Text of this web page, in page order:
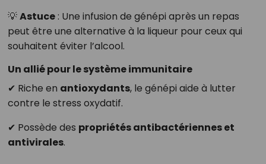
💡Astuce: Une infusion de génépi après un repas
peut être une alternative à la liqueur pour ceux qui
souhaitent éviter l’alcool.
Un allié pour le système immunitaire
✔ Riche en antioxydants, le génépi aide à lutter
contre le stress oxydatif.
✔ Possède des propriétés antibactériennes et
antivirales.